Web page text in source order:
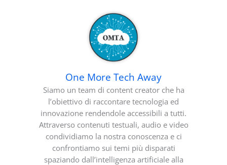
One More Tech Away
Siamo un team di content creator che ha
l’obiettivo di raccontare tecnologia ed
innovazione rendendole accessibili a tutti.
Attraverso contenuti testuali, audio e video
condividiamo la nostra conoscenza e ci
confrontiamo sui temi più disparati
spaziando dall’intelligenza artificiale alla